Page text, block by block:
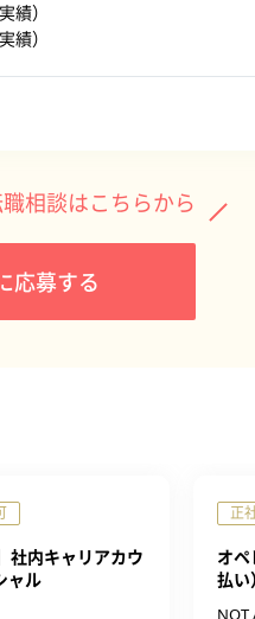
）
）
相談はこちらから
応募する
社内キャリアカウ
ャル
正
オ
払い）
NOT